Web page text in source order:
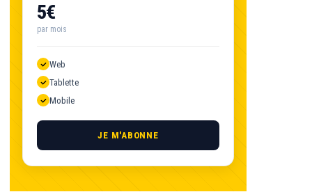
5€
par mois
Web
Tablette
Mobile
JE M'ABONNE